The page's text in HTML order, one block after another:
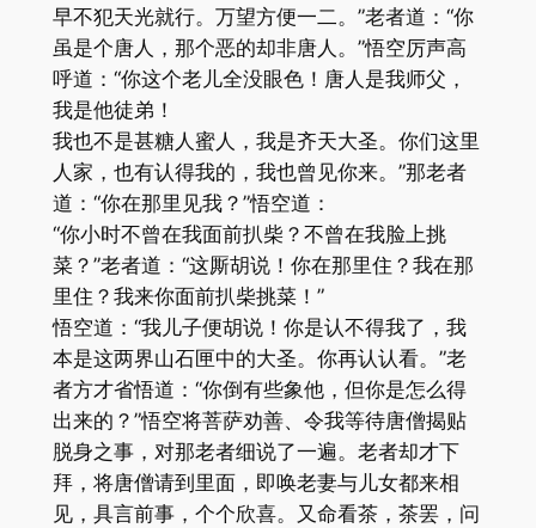
早不犯天光就行。万望方便一二。”老者道：“你
虽是个唐人，那个恶的却非唐人。”悟空厉声高
呼道：“你这个老儿全没眼色！唐人是我师父，
我是他徒弟！
我也不是甚糖人蜜人，我是齐天大圣。你们这里
人家，也有认得我的，我也曾见你来。”那老者
道：“你在那里见我？”悟空道：
“你小时不曾在我面前扒柴？不曾在我脸上挑
菜？”老者道：“这厮胡说！你在那里住？我在那
里住？我来你面前扒柴挑菜！”
悟空道：“我儿子便胡说！你是认不得我了，我
本是这两界山石匣中的大圣。你再认认看。”老
者方才省悟道：“你倒有些象他，但你是怎么得
出来的？”悟空将菩萨劝善、令我等待唐僧揭贴
脱身之事，对那老者细说了一遍。老者却才下
拜，将唐僧请到里面，即唤老妻与儿女都来相
见，具言前事，个个欣喜。又命看茶，茶罢，问